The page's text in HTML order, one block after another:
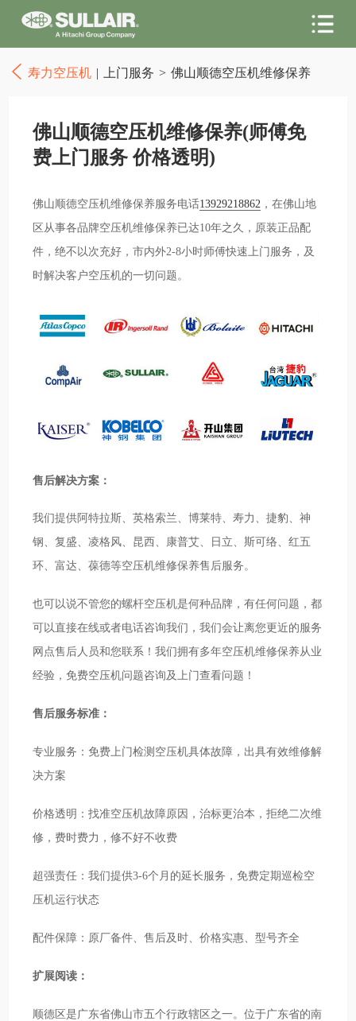
寿力空压机 | 上门服务 > 佛山顺德空压机维修保养
佛山顺德空压机维修保养(师傅免
费上门服务 价格透明)
佛山顺德空压机维修保养服务电话13929218862 ，在佛山地
区从事各品牌空压机维修保养已达10年之久，原装正品配
件，绝不以次充好，市内外2-8小时师傅快速上门服务，及
时解决客户空压机的一切问题。
售后解决方案：
我们提供阿特拉斯、英格索兰、博莱特、寿力、捷豹、神
钢、复盛、凌格风、昆西、康普艾、日立、斯可络、红五
环、富达、葆德等空压机维修保养售后服务。
也可以说不管您的螺杆空压机是何种品牌，有任何问题，都
可以直接在线或者电话咨询我们，我们会让离您更近的服务
网点售后人员和您联系！我们拥有多年空压机维修保养从业
经验，免费空压机问题咨询及上门查看问题！
售后服务标准：
专业服务：免费上门检测空压机具体故障，出具有效维修解
决方案
价格透明：找准空压机故障原因，治标更治本，拒绝二次维
修，费时费力，修不好不收费
超强责任：我们提供3-6个月的延长服务，免费定期巡检空
压机运行状态
配件保障：原厂备件、售后及时、价格实惠、型号齐全
扩展阅读：
顺德区是广东省佛山市五个行政辖区之一。位于广东省的南